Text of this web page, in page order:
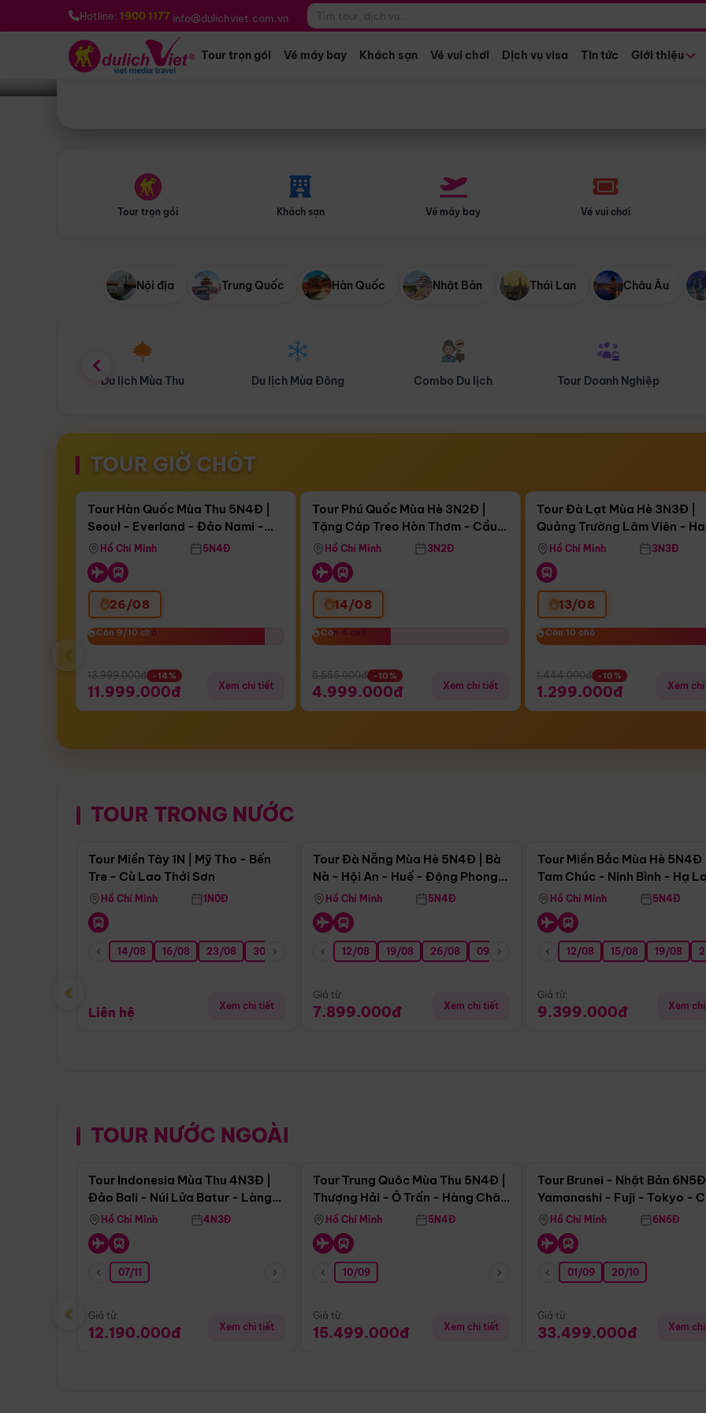
Hotline: 1900 1177 info@dulichviet.com.vn
Tour trọn gói Vé máy bay Khách sạn Vé vui chơi Dịch vụ visa Tin tức Giới thiệu
Bạn muốn đi đâu? *
Tour trọn gói Khách sạn Vé máy bay Vé vui chơi
Nội địa Trung Quốc Hàn Quốc Nhật Bản Thái Lan Châu Âu
Du lịch Mùa Đông Combo Du lịch Tour Doanh Nghiệp Du lịch Hành Hương
TOUR GIỜ CHÓT
Còn16 ngày 16:03:24
Bay Sun Phuquoc Airways
Điểm nổi bật
Tour Hàn Quốc Mùa Thu 5N4Đ |
Seoul - Everland - Đảo Nami -
Tháp Namsan (Bay Sun Phuquoc
Airways)
Hồ Chí Minh 5N4Đ
26/08
Còn 9/10 chỗ
Còn 9/10 chỗ
13.999.000đ -14%
11.999.000đ Xem chi tiết
Còn04 ngày 16:03:24
Tặng Cáp Treo Hòn Thơm
Tour Phú Quốc Mùa Hè 3N2Đ |
Tặng Cáp Treo Hòn Thơm - Cầu
Hôn - Công Viên Nước Aquatopia
Hồ Chí Minh 3N2Đ
14/08
Còn 4 chỗ
Còn 4 chỗ
5.555.000đ -10%
4.999.000đ Xem chi tiết
Còn03 ngày 16:03:24
Tour Đà Lạt Mùa Hè 3N3Đ |
Quảng Trường Lâm Viên -
Hill - Puppy Farm
Hồ Chí Minh 3N3Đ
13/08
Còn 10 chỗ
Còn 10 chỗ
1.444.000đ -10%
1.299.000đ Xem
‹
TOUR TRONG NƯỚC
Điểm nổi bật
Tour Miền Tây 1N | Mỹ Tho - Bến
Tre - Cù Lao Thới Sơn
Hồ Chí Minh 1N0Đ
14/08 16/08 23/08 30/08 06/09 13/09 20/09 27/09
Liên hệ Xem chi tiết
Tour Đà Nẵng Mùa Hè 5N4Đ | Bà
Nà - Hội An - Huế - Động Phong
NhaHồ Chí Minh 5N4Đ
12/08 19/08 26/08 09/09 16/09 23/09 30/09 07/10
Giá từ:
7.899.000đ Xem chi tiết
Tour Miền Bắc Mùa Hè 5N4Đ |
Tam Chúc - Ninh Bình - Hạ
Hồ Chí Minh 5N4Đ
12/08 15/08 19/08
Giá từ:
9.399.000đ Xem
‹
TOUR NƯỚC NGOÀI
Điểm nổi bật
Tour Indonesia Mùa Thu 4N3Đ |
Đảo Bali - Núi Lửa Batur - Làng
Penglipuran
Hồ Chí Minh 4N3Đ
07/11
Giá từ:
12.190.000đ Xem chi tiết
Tour Trung Quôc Mùa Thu 5N4Đ |
Thượng Hải - Ô Trấn - Hàng Châu
(Tour Không Shopping)
Hồ Chí Minh 5N4Đ
10/09
Giá từ:
15.499.000đ Xem chi tiết
Tour Brunei - Nhật Bản 6N5Đ |
Yamanashi - Fuji - Tokyo -
- Freeday
Hồ Chí Minh 6N5Đ
01/09 20/10
Giá từ:
33.499.000đ Xem
‹